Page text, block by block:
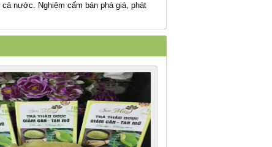
nước. Nghiêm cấm bán phá giá, phát